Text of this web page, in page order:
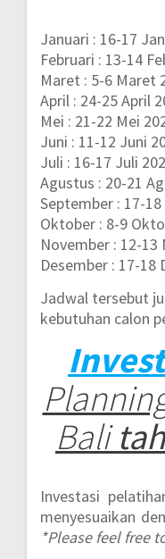
Januari : 16-17
Februari : 13-14
Maret : 5-6 Maret
April : 24-25 April
Mei : 21-22 Mei
Juni : 11-12 Juni
Juli : 16-17 Juli
Agustus : 20-21
September : 17-
Oktober : 8-9
November : 12-13
Desember : 17-18
Jadwal tersebut
kebutuhan calon
Bali
Investasi
menyesuaikan
*Please feel free